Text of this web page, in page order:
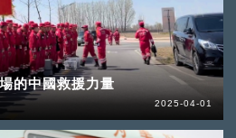
的中國救援力量
2025-04-01